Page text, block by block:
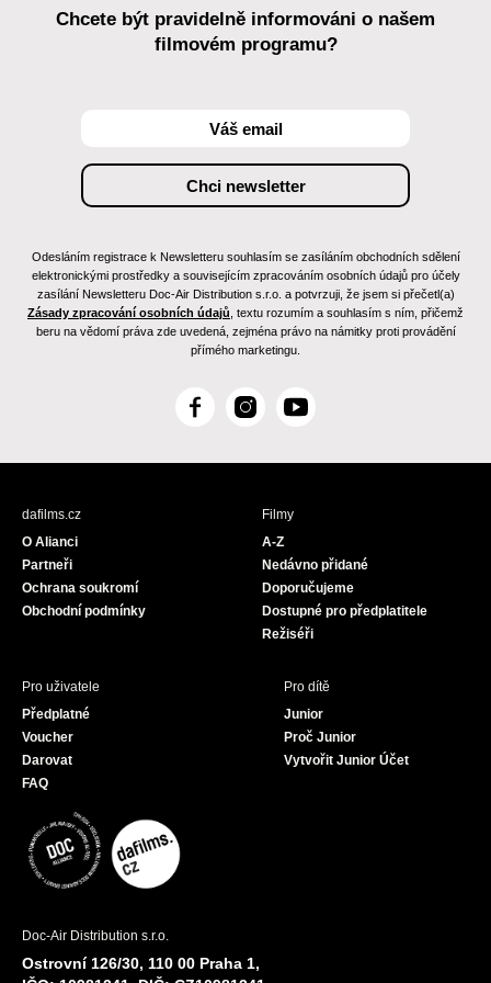
Chcete být pravidelně informováni o našem
filmovém programu?
Odesláním registrace k Newsletteru souhlasím se zasíláním obchodních sdělení
elektronickými prostředky a souvisejícím zpracováním osobních údajů pro účely
zasílání Newsletteru Doc-Air Distribution s.r.o. a potvrzuji, že jsem si přečetl(a)
Zásady zpracování osobních údajů , textu rozumím a souhlasím s ním, přičemž
beru na vědomí práva zde uvedená, zejména právo na námitky proti provádění
přímého marketingu.
F
c
I
s
Y
u
dafilms.cz
O Alianci
Partneři
Ochrana soukromí
Obchodní podmínky
Filmy
A-Z
Nedávno přidané
Doporučujeme
Dostupné pro předplatitele
Režiséři
Pro uživatele
Předplatné
Voucher
Darovat
FAQ
Pro dítě
Junior
Proč Junior
Vytvořit Junior Účet
Doc-Air Distribution s.r.o.
Ostrovní 126/30, 110 00 Praha 1,